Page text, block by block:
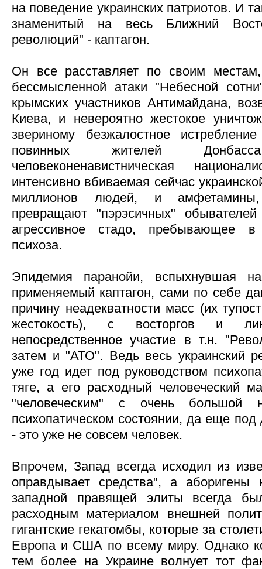
на поведение украинских патриотов. И
знаменитый на весь Ближний
революций" - каптагон.
Он все расставляет по своим
бессмысленной атаки "Небесной
крымских участников Антимайдана,
Киева, и невероятно жестокое
звериному безжалостное
повинных жителей
человеконенавистническая
интенсивно вбиваемая сейчас
миллионов людей, и амфетамины,
превращают "пэрэсичных"
агрессивное стадо, пребывающее в
психоза.
Эпидемия паранойи, вспыхнувшая
применяемый каптагон, сами по себе
причину неадекватности масс (их
жестокость), с восторгов и
непосредственное участие в т.н.
затем и "АТО". Ведь весь украинский
уже год идет под руководством
тяге, а его расходный человеческий
"человеческим" с очень большой
психопатическом состоянии, да еще
- это уже не совсем человек.
Впрочем, Запад всегда исходил из
оправдывает средства", а аборигены
западной правящей элиты всегда
расходным материалом внешней
гигантские гекатомбы, которые за
Европа и США по всему миру. Однако
тем более на Украине волнует тот